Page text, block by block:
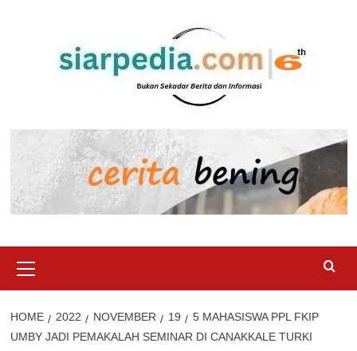
Menu
HOME 2022 NOVEMBER 19
5 MAHASISWA PPL FKIP
UMBY JADI PEMAKALAH SEMINAR DI CANAKKALE TURKI